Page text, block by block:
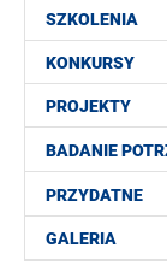
SZKOLENIA
KONKURSY
PROJEKTY
BADANIE
PRZYDATNE
GALERIA